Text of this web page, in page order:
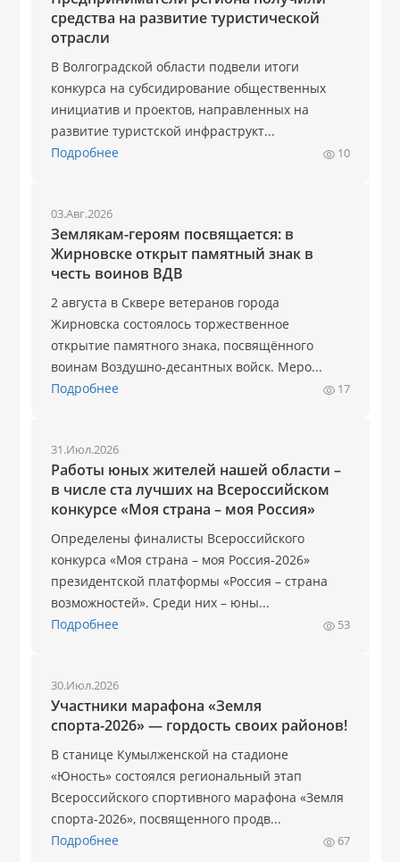
средства на развитие туристической
отрасли
В Волгоградской области подвели итоги
конкурса на субсидирование общественных
инициатив и проектов, направленных на
развитие туристской инфраструкт...
Подробнее
10
03.Авг.2026
Землякам-героям посвящается: в
Жирновске открыт памятный знак в
честь воинов ВДВ
2 августа в Сквере ветеранов города
Жирновска состоялось торжественное
открытие памятного знака, посвящённого
воинам Воздушно-десантных войск. Меро...
Подробнее
17
31.Июл.2026
Работы юных жителей нашей области –
в числе ста лучших на Всероссийском
конкурсе «Моя страна – моя Россия»
Определены финалисты Всероссийского
конкурса «Моя страна – моя Россия-2026»
президентской платформы «Россия – страна
возможностей». Среди них – юны...
Подробнее
53
30.Июл.2026
Участники марафона «Земля
спорта-2026» — гордость своих районов!
В станице Кумылженской на стадионе
«Юность» состоялся региональный этап
Всероссийского спортивного марафона «Земля
спорта-2026», посвященного продв...
Подробнее
67